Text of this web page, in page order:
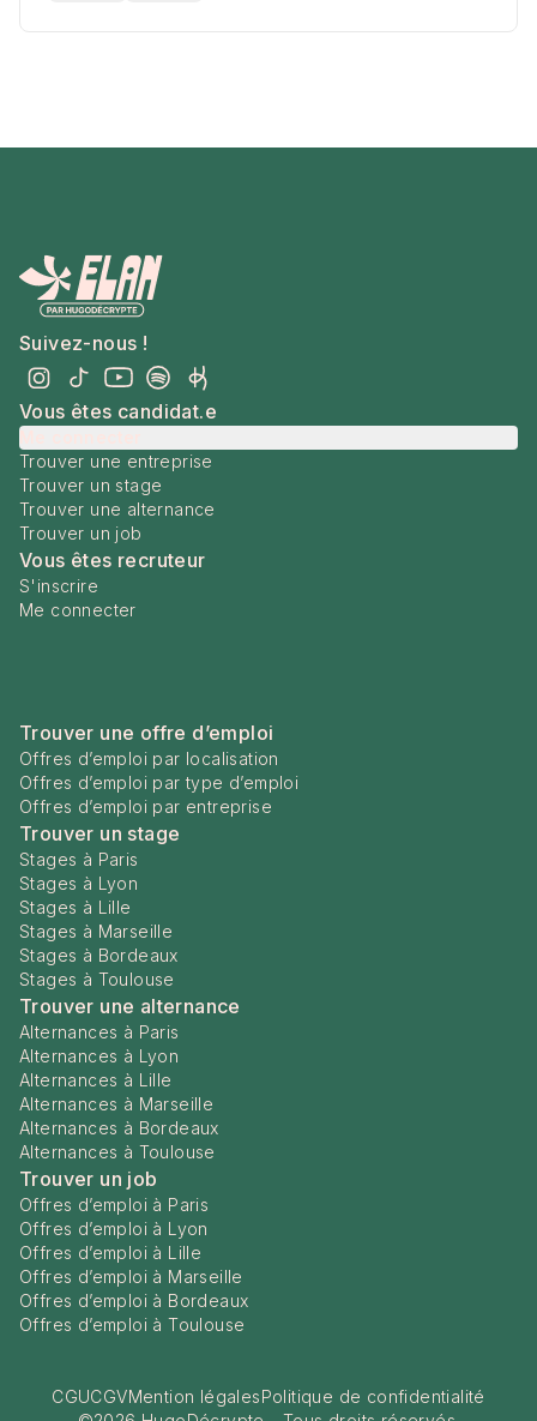
Suivez-nous !
Vous êtes candidat.e
Trouver une entreprise
Trouver un stage
Trouver une alternance
Trouver un job
Vous êtes recruteur
S'inscrire
Me connecter
Trouver une offre d’emploi
Offres d’emploi par localisation
Offres d’emploi par type d’emploi
Offres d’emploi par entreprise
Trouver un stage
Stages à Paris
Stages à Lyon
Stages à Lille
Stages à Marseille
Stages à Bordeaux
Stages à Toulouse
Trouver une alternance
Alternances à Paris
Alternances à Lyon
Alternances à Lille
Alternances à Marseille
Alternances à Bordeaux
Alternances à Toulouse
Trouver un job
Offres d’emploi à Paris
Offres d’emploi à Lyon
Offres d’emploi à Lille
Offres d’emploi à Marseille
Offres d’emploi à Bordeaux
Offres d’emploi à Toulouse
CGUCGVMention légalesPolitique de confidentialité